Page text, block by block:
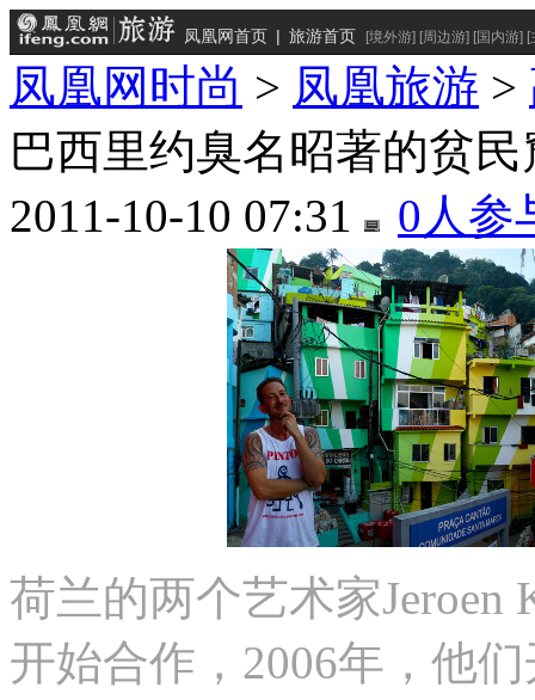
凤凰网首页 | 旅游首页 [境外游] [周边游] [国内游] [
凤凰网时尚 > 凤凰旅游 >
巴西里约臭名昭著的贫
2011-10-10 07:31
0 人参
荷兰的两个艺术家Jeroen
开始合作，2006年，他